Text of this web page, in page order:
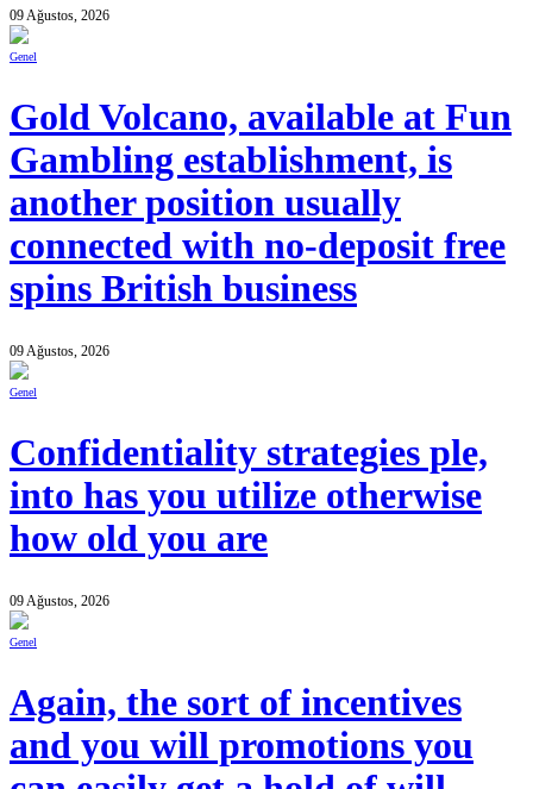
09 Ağustos, 2026
Genel
Gold Volcano, available at Fun
Gambling establishment, is
another position usually
connected with no-deposit free
spins British business
09 Ağustos, 2026
Genel
Confidentiality strategies ple,
into has you utilize otherwise
how old you are
09 Ağustos, 2026
Genel
Again, the sort of incentives
and you will promotions you